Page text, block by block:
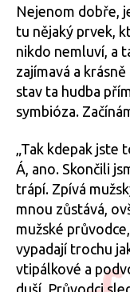
Nejenom dobře,
tu nějaký prvek,
nikdo nemluví, a
zajímavá a
stav ta hudba
symbióza.
„Tak kdepak jste
Á, ano. Skončili
trápí. Zpívá
mnou zůstává,
mužské
vypadají trochu
vtipálkové a
duší. Průvodci